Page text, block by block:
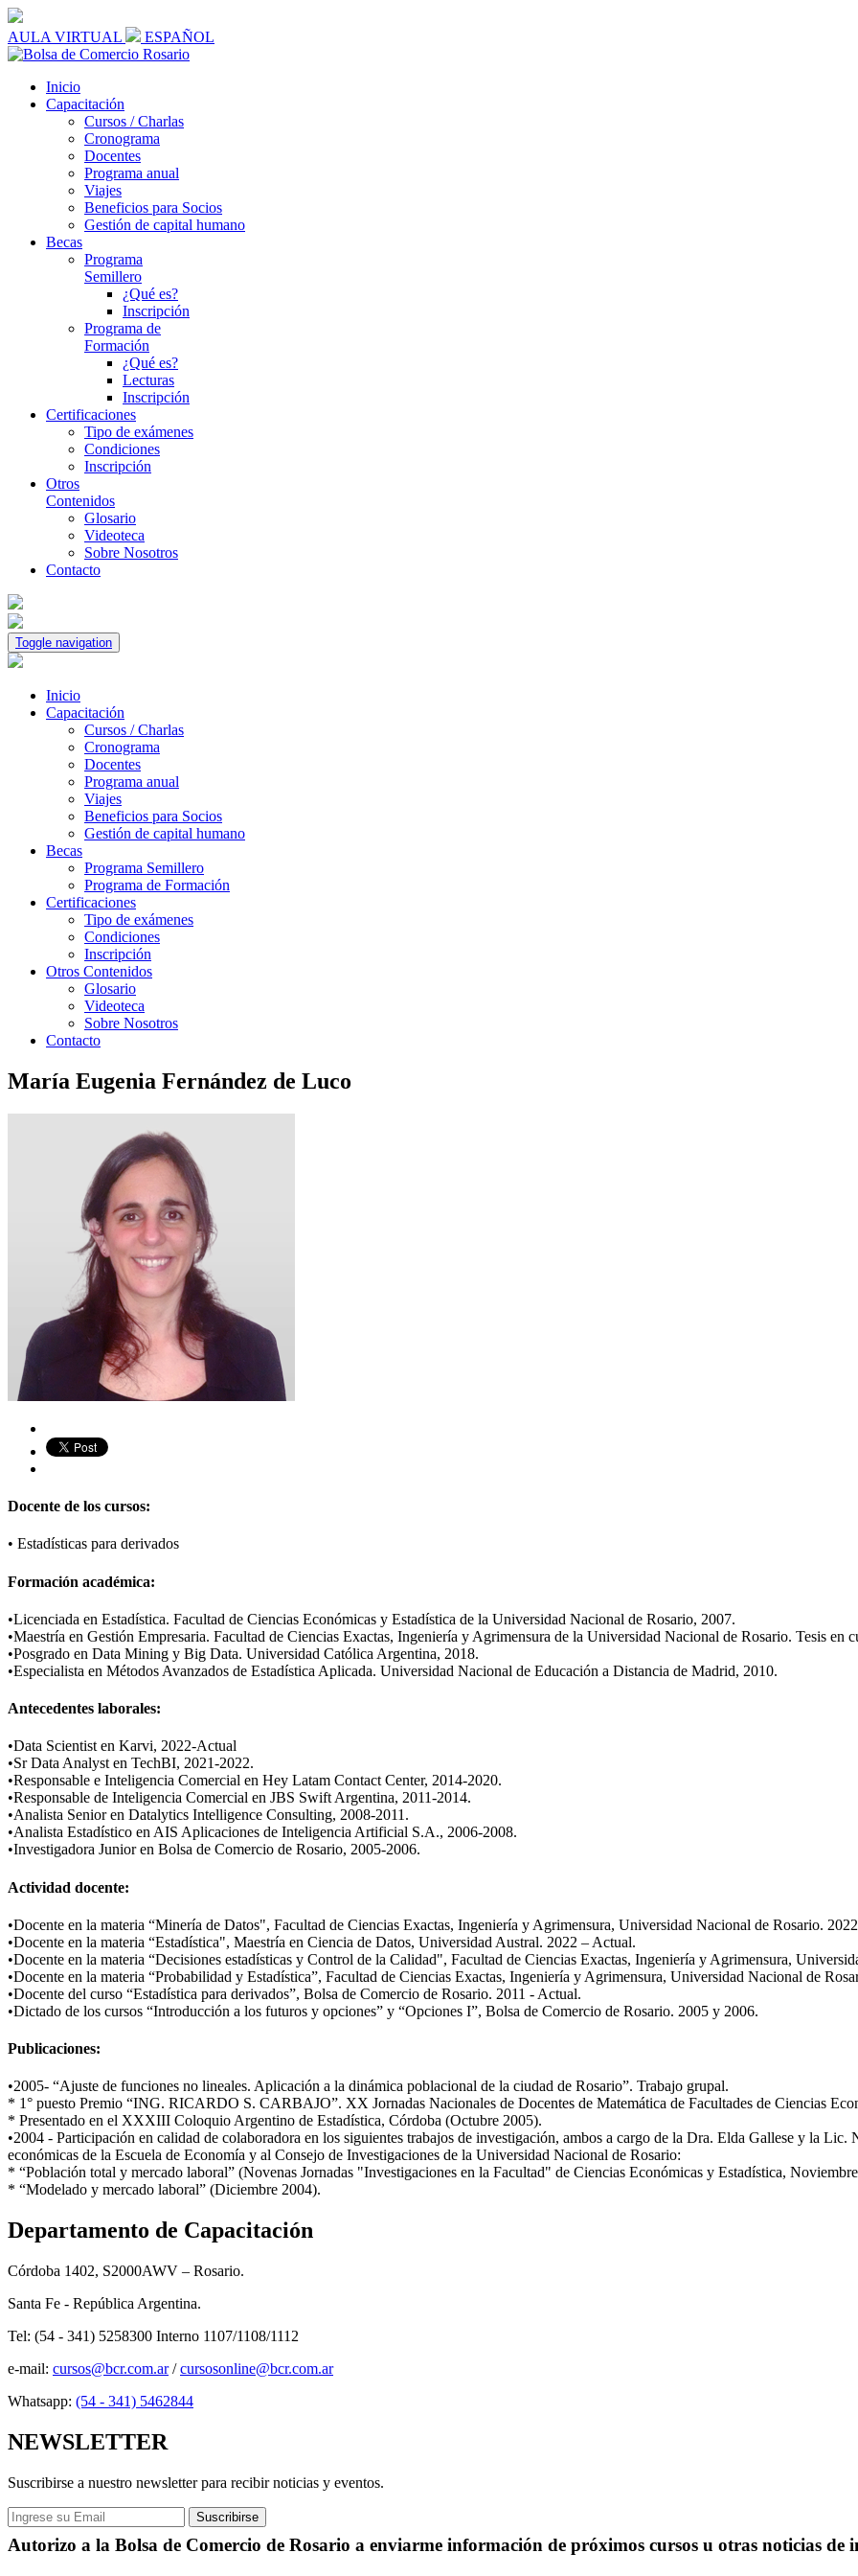
AULA VIRTUAL ESPAÑOL
Inicio
Capacitación
Cursos / Charlas
Cronograma
Docentes
Programa anual
Viajes
Beneficios para Socios
Gestión de capital humano
Becas
Programa
Semillero
¿Qué es?
Inscripción
Programa de
Formación
¿Qué es?
Lecturas
Inscripción
Certificaciones
Tipo de exámenes
Condiciones
Inscripción
Otros
Contenidos
Glosario
Videoteca
Sobre Nosotros
Contacto
Toggle navigation
Inicio
Capacitación
Cursos / Charlas
Cronograma
Docentes
Programa anual
Viajes
Beneficios para Socios
Gestión de capital humano
Becas
Programa Semillero
Programa de Formación
Certificaciones
Tipo de exámenes
Condiciones
Inscripción
Otros Contenidos
Glosario
Videoteca
Sobre Nosotros
Contacto
María Eugenia Fernández de Luco
Docente de los cursos:
• Estadísticas para derivados
Formación académica:
•Licenciada en Estadística. Facultad de Ciencias Económicas y Estadística de la Universidad Nacional de Rosario, 2007.
•Maestría en Gestión Empresaria. Facultad de Ciencias Exactas, Ingeniería y Agrimensura de la Universidad Nacional de Rosario. Tesis en
•Posgrado en Data Mining y Big Data. Universidad Católica Argentina, 2018.
•Especialista en Métodos Avanzados de Estadística Aplicada. Universidad Nacional de Educación a Distancia de Madrid, 2010.
Antecedentes laborales:
•Data Scientist en Karvi, 2022-Actual
•Sr Data Analyst en TechBI, 2021-2022.
•Responsable e Inteligencia Comercial en Hey Latam Contact Center, 2014-2020.
•Responsable de Inteligencia Comercial en JBS Swift Argentina, 2011-2014.
•Analista Senior en Datalytics Intelligence Consulting, 2008-2011.
•Analista Estadístico en AIS Aplicaciones de Inteligencia Artificial S.A., 2006-2008.
•Investigadora Junior en Bolsa de Comercio de Rosario, 2005-2006.
Actividad docente:
•Docente en la materia “Minería de Datos", Facultad de Ciencias Exactas, Ingeniería y Agrimensura, Universidad Nacional de Rosario.
•Docente en la materia “Estadística", Maestría en Ciencia de Datos, Universidad Austral. 2022 – Actual.
•Docente en la materia “Decisiones estadísticas y Control de la Calidad", Facultad de Ciencias Exactas, Ingeniería y Agrimensura,
•Docente en la materia “Probabilidad y Estadística”, Facultad de Ciencias Exactas, Ingeniería y Agrimensura, Universidad Nacional de
•Docente del curso “Estadística para derivados”, Bolsa de Comercio de Rosario. 2011 - Actual.
•Dictado de los cursos “Introducción a los futuros y opciones” y “Opciones I”, Bolsa de Comercio de Rosario. 2005 y 2006.
Publicaciones:
•2005- “Ajuste de funciones no lineales. Aplicación a la dinámica poblacional de la ciudad de Rosario”. Trabajo grupal.
* 1° puesto Premio “ING. RICARDO S. CARBAJO”. XX Jornadas Nacionales de Docentes de Matemática de Facultades de Ciencias
* Presentado en el XXXIII Coloquio Argentino de Estadística, Córdoba (Octubre 2005).
•2004 - Participación en calidad de colaboradora en los siguientes trabajos de investigación, ambos a cargo de la Dra. Elda Gallese y la
económicas de la Escuela de Economía y al Consejo de Investigaciones de la Universidad Nacional de Rosario:
* “Población total y mercado laboral” (Novenas Jornadas "Investigaciones en la Facultad" de Ciencias Económicas y Estadística,
* “Modelado y mercado laboral” (Diciembre 2004).
Departamento de Capacitación
Córdoba 1402, S2000AWV – Rosario.
Santa Fe - República Argentina.
Tel: (54 - 341) 5258300 Interno 1107/1108/1112
e-mail: cursos@bcr.com.ar/cursosonline@bcr.com.ar
Whatsapp: (54 - 341) 5462844
NEWSLETTER
Suscribirse a nuestro newsletter para recibir noticias y eventos.
Autorizo a la Bolsa de Comercio de Rosario a enviarme información de próximos cursos u otras noticias de